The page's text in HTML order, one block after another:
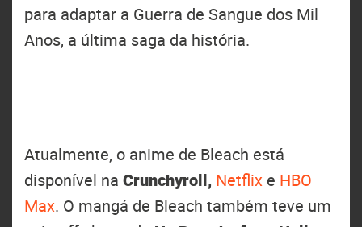
para adaptar a Guerra de Sangue dos Mil
Anos, a última saga da história.
Atualmente, o anime de Bleach está
disponível na Crunchyroll, Netflix e HBO
Max. O mangá de Bleach também teve um